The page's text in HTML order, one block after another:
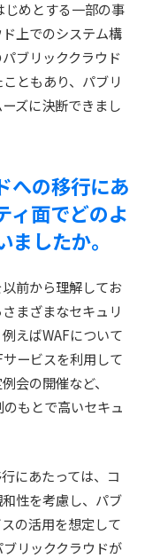
めとする一部の事
上でのシステム構
ブリッククラウド
ともあり、パブリ
ズに決断できまし
への移行にあ
ィ面でどのよ
したか。
前から理解してお
まざまなセキュリ
えばWAFについて
ービスを利用して
会の開催など、
もとで高いセキュ
にあたっては、コ
性を考慮し、パブ
の活用を想定して
リッククラウドが